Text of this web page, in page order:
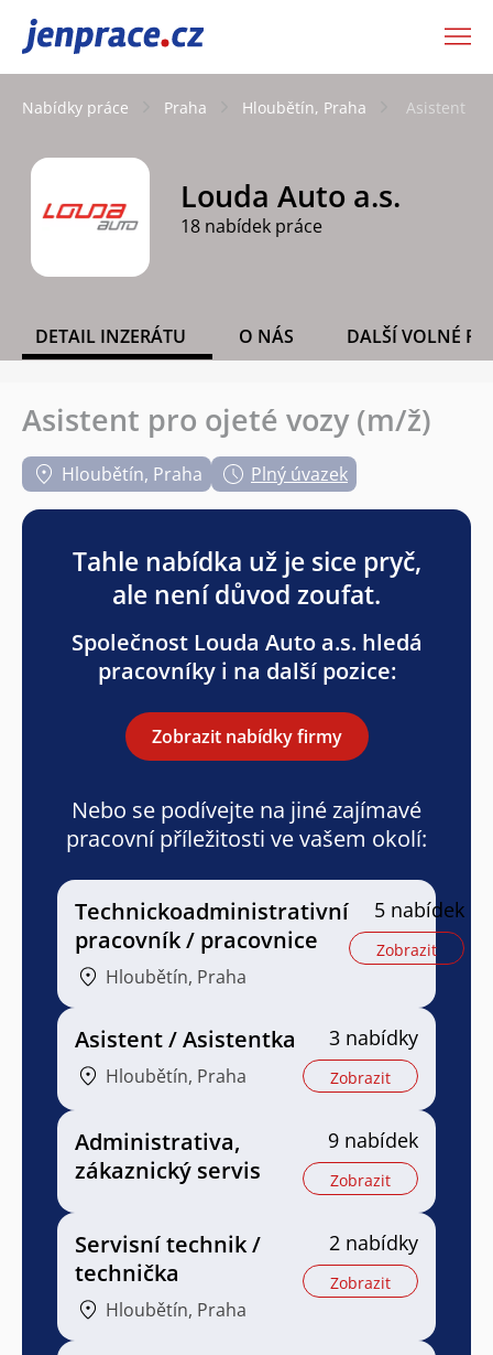
JenPráce.cz
Nabídky práce Praha Hloubětín, Praha Asistent
Louda Auto a.s.
18 nabídek práce
DETAIL INZERÁTU O NÁS DALŠÍ VOLNÉ
Asistent pro ojeté vozy (m/ž)
Hloubětín, Praha Plný úvazek
Tahle nabídka už je sice pryč,
ale není důvod zoufat.
Společnost Louda Auto a.s. hledá
pracovníky i na další pozice:
Zobrazit nabídky firmy
Nebo se podívejte na jiné zajímavé
pracovní příležitosti ve vašem okolí:
Technickoadministrativní
pracovník / pracovnice
Hloubětín, Praha
5 nabídek
Zobrazit
Asistent / Asistentka
Hloubětín, Praha
3 nabídky
Zobrazit
Administrativa,
zákaznický servis
9 nabídek
Zobrazit
Servisní technik /
technička
Hloubětín, Praha
2 nabídky
Zobrazit